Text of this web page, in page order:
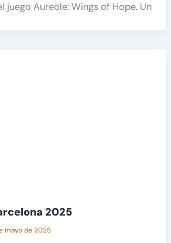
juego Aureole: Wings of Hope. Un
2025
mayo de 2025